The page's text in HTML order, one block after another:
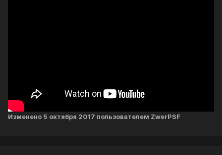
Изменено 5 октября 2017 пользователем ZwerPSF